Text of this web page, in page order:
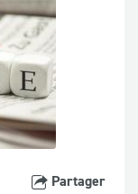
Partager